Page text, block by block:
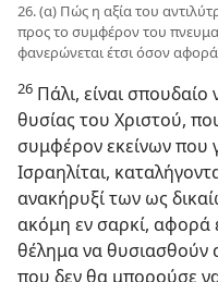
26. (α) Πώς η αξία του
προς το συμφέρον του
φανερώνεται έτσι όσον
26 Πάλι, είναι
θυσίας του Χριστού,
συμφέρον εκείνων που
Ισραηλίται,
ανακήρυξί των ως
ακόμη εν σαρκί, αφορά
θέλημα να θυσιασθούν
που δεν θα μπορούσε